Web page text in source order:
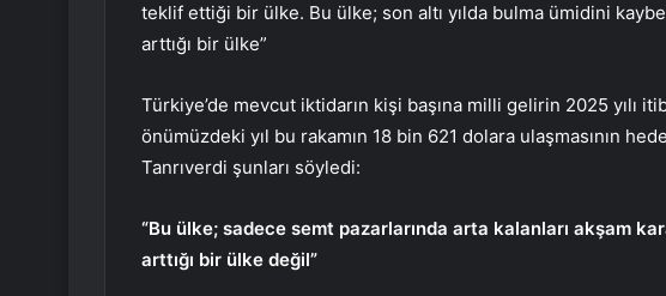
teklif ettiği bir ülke. Bu ülke; son altı yılda bulma ümidini
arttığı bir ülke”
Türkiye’de mevcut iktidarın kişi başına milli gelirin 2025 yılı
önümüzdeki yıl bu rakamın 18 bin 621 dolara ulaşmasının
Tanrıverdi şunları söyledi:
“Bu ülke; sadece semt pazarlarında arta kalanları akşam
arttığı bir ülke değil”